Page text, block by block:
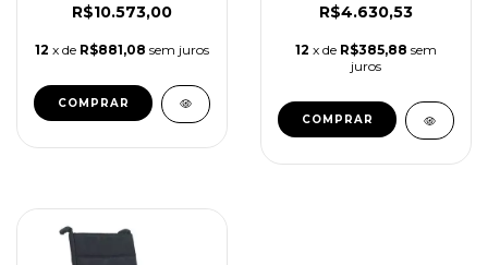
R$10.573,00
12 x de R$881,08 sem juros
COMPRAR
R$4.630,53
12 x de R$385,88 sem
juros
COMPRAR